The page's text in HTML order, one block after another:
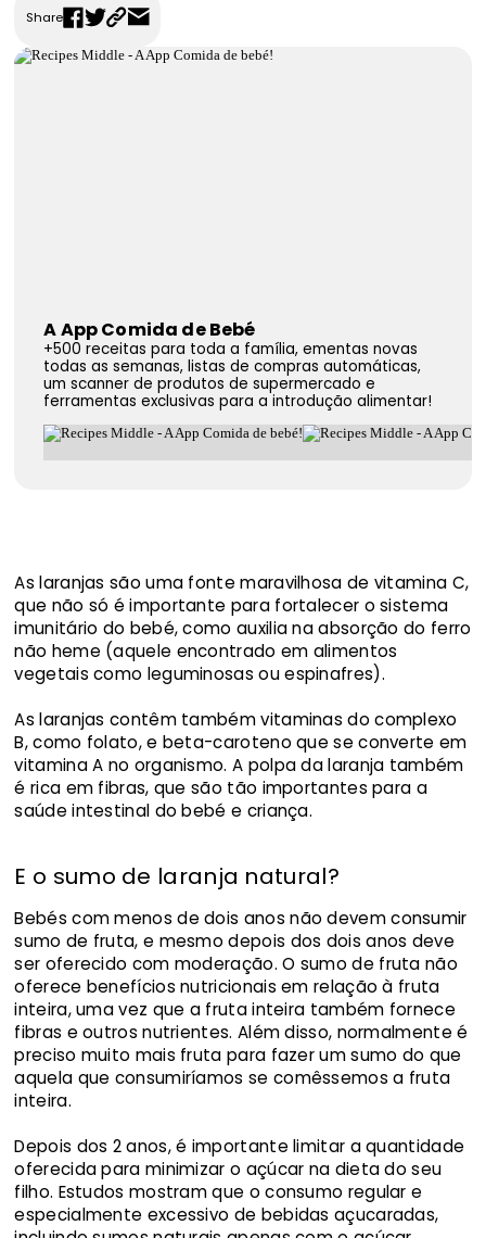
FAQS
Contactos
Share
A App Comida de Bebé
+500 receitas para toda a família, ementas novas
todas as semanas, listas de compras automáticas,
um scanner de produtos de supermercado e
ferramentas exclusivas para a introdução alimentar!
As laranjas são uma fonte maravilhosa de vitamina C,
que não só é importante para fortalecer o sistema
imunitário do bebé, como auxilia na absorção do ferro
não heme (aquele encontrado em alimentos
vegetais como leguminosas ou espinafres).
As laranjas contêm também vitaminas do complexo
B, como folato, e beta-caroteno que se converte em
vitamina A no organismo. A polpa da laranja também
é rica em fibras, que são tão importantes para a
saúde intestinal do bebé e criança.
E o sumo de laranja natural?
Bebés com menos de dois anos não devem consumir
sumo de fruta, e mesmo depois dos dois anos deve
ser oferecido com moderação. O sumo de fruta não
oferece benefícios nutricionais em relação à fruta
inteira, uma vez que a fruta inteira também fornece
fibras e outros nutrientes. Além disso, normalmente é
preciso muito mais fruta para fazer um sumo do que
aquela que consumiríamos se comêssemos a fruta
inteira.
Depois dos 2 anos, é importante limitar a quantidade
oferecida para minimizar o açúcar na dieta do seu
filho. Estudos mostram que o consumo regular e
especialmente excessivo de bebidas açucaradas,